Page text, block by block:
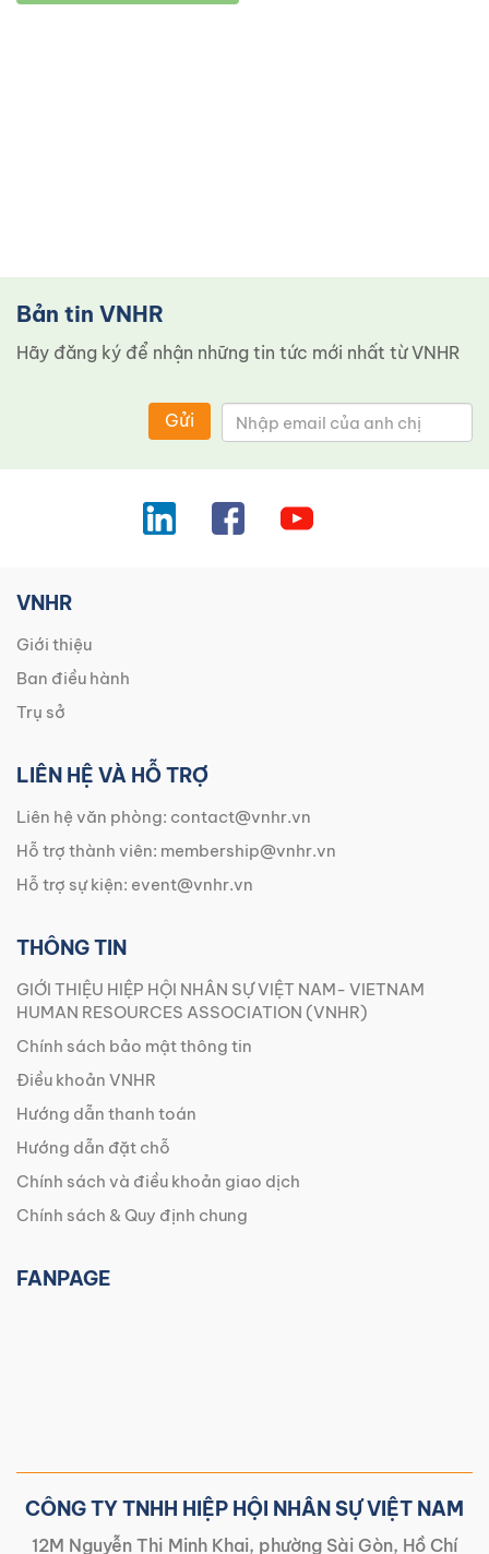
Bản tin VNHR
Hãy đăng ký để nhận những tin tức mới nhất từ ​​VNHR
Gửi
VNHR
Giới thiệu
Ban điều hành
Trụ sở
LIÊN HỆ VÀ HỖ TRỢ
Liên hệ văn phòng: contact@vnhr.vn
Hỗ trợ thành viên: membership@vnhr.vn
Hỗ trợ sự kiện: event@vnhr.vn
THÔNG TIN
GIỚI THIỆU HIỆP HỘI NHÂN SỰ VIỆT NAM- VIETNAM
HUMAN RESOURCES ASSOCIATION (VNHR)
Chính sách bảo mật thông tin
Điều khoản VNHR
Hướng dẫn thanh toán
Hướng dẫn đặt chỗ
Chính sách và điều khoản giao dịch
Chính sách & Quy định chung
FANPAGE
CÔNG TY TNHH HIỆP HỘI NHÂN SỰ VIỆT NAM
12M Nguyễn Thị Minh Khai, phường Sài Gòn, Hồ Chí